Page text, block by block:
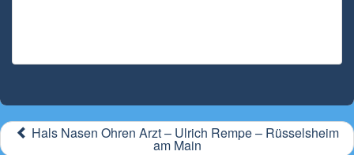
Hals Nasen Ohren Arzt – Ulrich Rempe – Rüsselsheim
am Main